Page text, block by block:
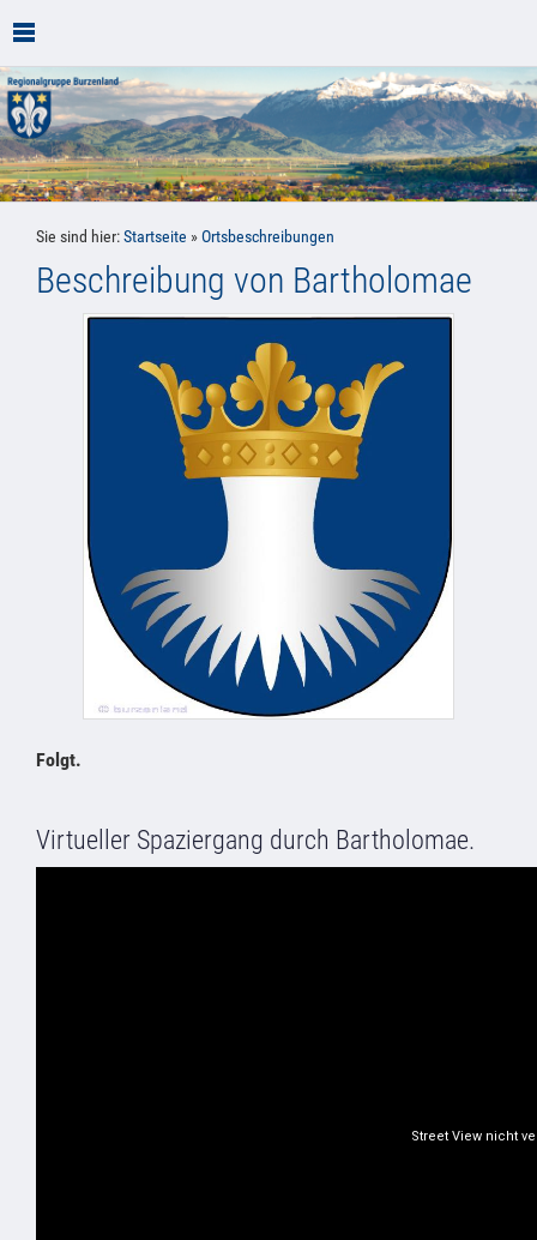
Sie sind hier:Startseite »Ortsbeschreibungen
Beschreibung von Bartholomae
Folgt.
Virtueller Spaziergang durch Bartholomae.